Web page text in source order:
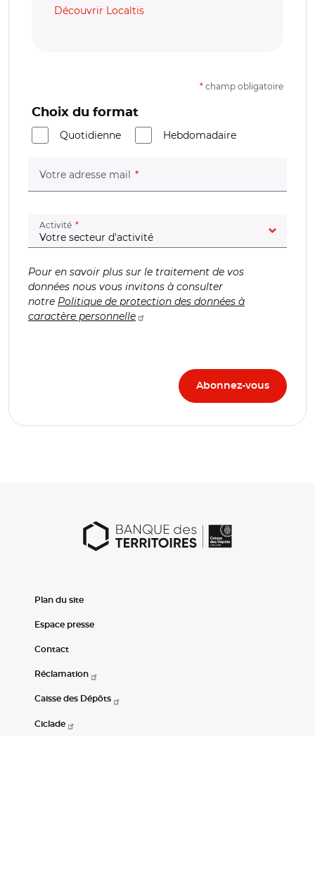
Découvrir Localtis
* champ obligatoire
Choix du format
Quotidienne
Hebdomadaire
Votre adresse mail (champ obligatoire)
Activité (champ obligatoire)
Pour en savoir plus sur le traitement de vos
données nous vous invitons à consulter
notre Politique de protection des données à
caractère personnelle
Plan du site
Espace presse
Contact
Réclamation
Caisse des Dépôts
Ciclade